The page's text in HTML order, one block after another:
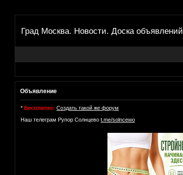
Град Москва. Новости. Доска объявлений
Объявление
* Бесплатно: Создать такой же форум
Наш телеграм Рупор Солнцево t.me/solncewo